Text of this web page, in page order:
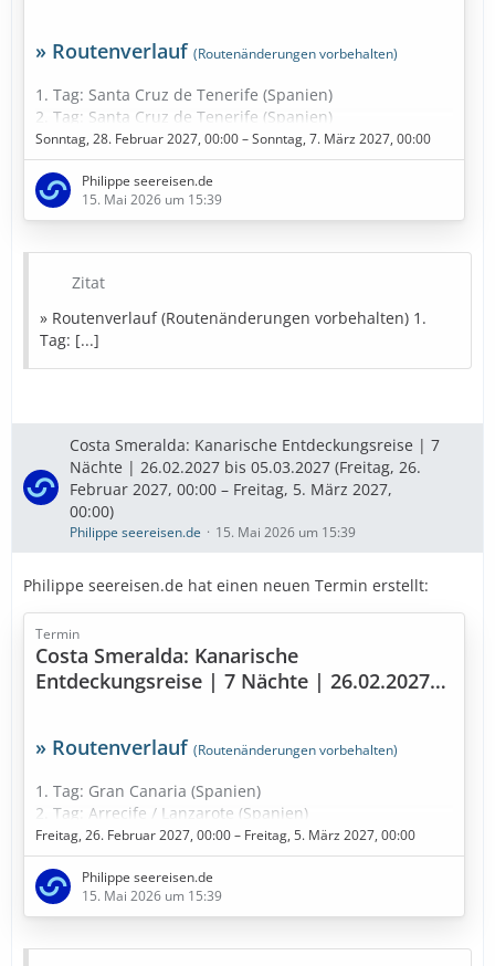
» Routenverlauf (Routenänderungen vorbehalten)
1. Tag: Santa Cruz de Tenerife (Spanien)
2. Tag: Santa Cruz de Tenerife (Spanien)
3. Tag: Fuerteventura (Spanien)
4. Tag: Seetag
5. Tag: Funchal - Madeira (Portugal)
6. Tag: Am dunkelsten Punkt im Kanarische Meernien
7. Tag: Gran Canaria (Spanien)
8. Tag: Funchal - Madeira (Portugal)
9. Tag: Santa Cruz de Tenerife (Spanien)
» Bestpreise in Sicht
» Bestpreise für eure Urlaubsplanung
Ausflugstipps …
Sonntag, 28. Februar 2027, 00:00 – Sonntag, 7. März 2027, 00:00
Philippe seereisen.de
15. Mai 2026 um 15:39
Zitat
» Routenverlauf (Routenänderungen vorbehalten) 1.
Tag: [...]
Costa Smeralda: Kanarische Entdeckungsreise | 7
Nächte | 26.02.2027 bis 05.03.2027 (Freitag, 26.
Februar 2027, 00:00 – Freitag, 5. März 2027,
00:00)
Philippe seereisen.de 15. Mai 2026 um 15:39
Philippe seereisen.de hat einen neuen Termin erstellt:
Termin
Costa Smeralda: Kanarische
Entdeckungsreise | 7 Nächte | 26.02.2027
» Routenverlauf (Routenänderungen vorbehalten)
1. Tag: Gran Canaria (Spanien)
2. Tag: Arrecife / Lanzarote (Spanien)
3. Tag: Santa Cruz de Tenerife (Spanien)
4. Tag: Santa Cruz de Tenerife (Spanien)
5. Tag: Fuerteventura (Spanien)
6. Tag: Seetag
7. Tag: Funchal - Madeira (Portugal)
8. Tag: Am dunkelsten Punkt im Kanarische Meernien
Freitag, 26. Februar 2027, 00:00 – Freitag, 5. März 2027, 00:00
Philippe seereisen.de
15. Mai 2026 um 15:39